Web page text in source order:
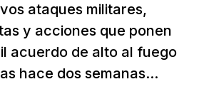
ataques militares,
y acciones que ponen
acuerdo de alto al fuego
hace dos semanas...